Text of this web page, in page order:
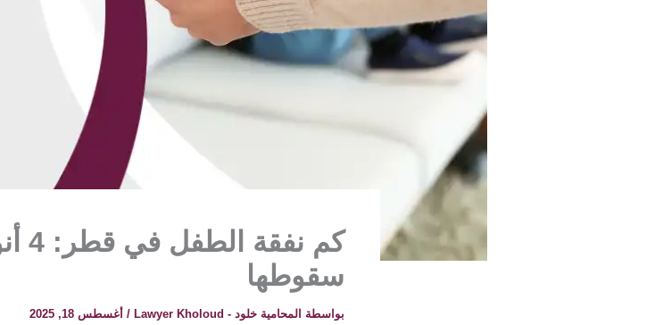
سقوطها
بواسطة المحامية خلود - Lawyer Kholoud / أغسطس 18, 2025